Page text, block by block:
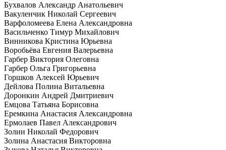
Бухвалов Александр Анатольевич
Вакуленчик Николай Сергеевич
Варфоломеева Елена Александровна
Васильченко Тимур Михайлович
Винникова Кристина Юрьевна
Воробьёва Евгения Валерьевна
Гарбер Виктория Олеговна
Гарбер Ольга Григорьевна
Горшков Алексей Юрьевич
Дейлова Полина Витальевна
Доронкин Андрей Дмитриевич
Емцова Татьяна Борисовна
Еремкина Анастасия Александровна
Ермолаев Павел Александрович
Золин Николай Федорович
Золина Анастасия Викторовна